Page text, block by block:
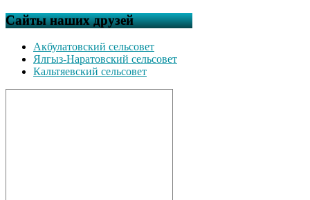
Сайты наших друзей
Акбулатовский сельсовет
Ялгыз-Наратовский сельсовет
Кальтяевский сельсовет